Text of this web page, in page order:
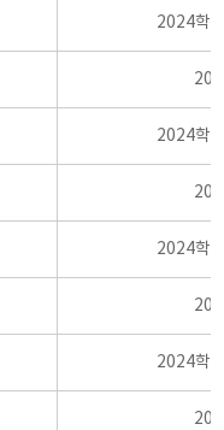
2024학
2024학
2024학
2024학